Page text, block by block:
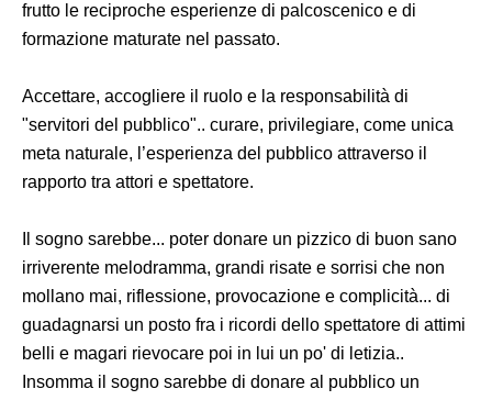
frutto le reciproche esperienze di palcoscenico e di
formazione maturate nel passato.
Accettare, accogliere il ruolo e la responsabilità di
"servitori del pubblico".. curare, privilegiare, come unica
meta naturale, l’esperienza del pubblico attraverso il
rapporto tra attori e spettatore.
Il sogno sarebbe... poter donare un pizzico di buon sano
irriverente melodramma, grandi risate e sorrisi che non
mollano mai, riflessione, provocazione e complicità... di
guadagnarsi un posto fra i ricordi dello spettatore di attimi
belli e magari rievocare poi in lui un po' di letizia..
Insomma il sogno sarebbe di donare al pubblico un